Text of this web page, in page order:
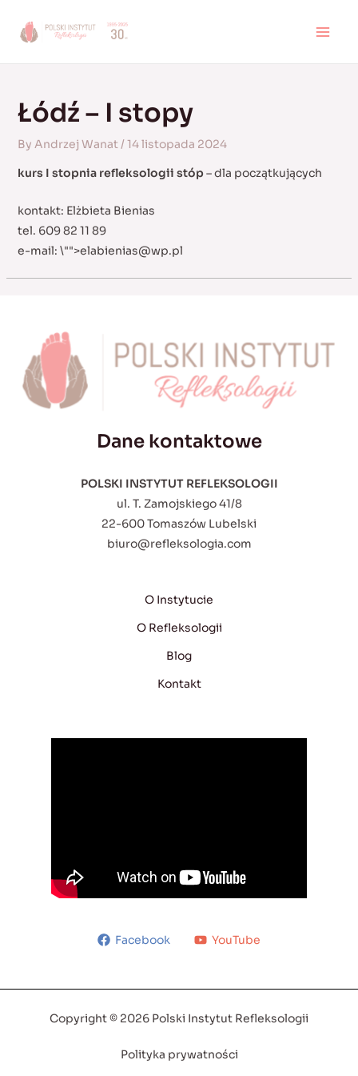
Łódź – I stopy
By Andrzej Wanat/14 listopada 2024
kurs I stopnia refleksologii stóp– dla początkujących
kontakt: Elżbieta Bienias
tel. 609 82 11 89
e-mail: \"">elabienias@wp.pl
Dane kontaktowe
POLSKI INSTYTUT REFLEKSOLOGII
ul. T. Zamojskiego 41/8
22-600 Tomaszów Lubelski
biuro@refleksologia.com
O Instytucie
O Refleksologii
Blog
Kontakt
Facebook YouTube
Copyright © 2026 Polski Instytut Refleksologii
Polityka prywatności